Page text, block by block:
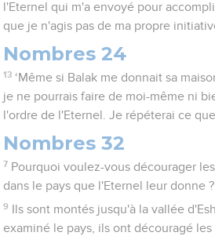
l'Eternel qui m'a envoyé pour
que je n'agis pas de ma propre
Nombres 24
13 ‘Même si Balak me donnait sa
je ne pourrais faire de moi-même ni
l'ordre de l'Eternel. Je répéterai ce
Nombres 32
7 Pourquoi voulez-vous décourager
dans le pays que l'Eternel leur donne ?
9
Ils sont montés jusqu'à la vallée
examiné le pays, ils ont découragé